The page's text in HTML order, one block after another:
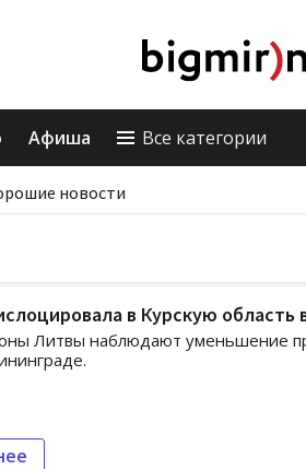
Афиша Все категории
новости
в Курскую область
Литвы наблюдают уменьшение